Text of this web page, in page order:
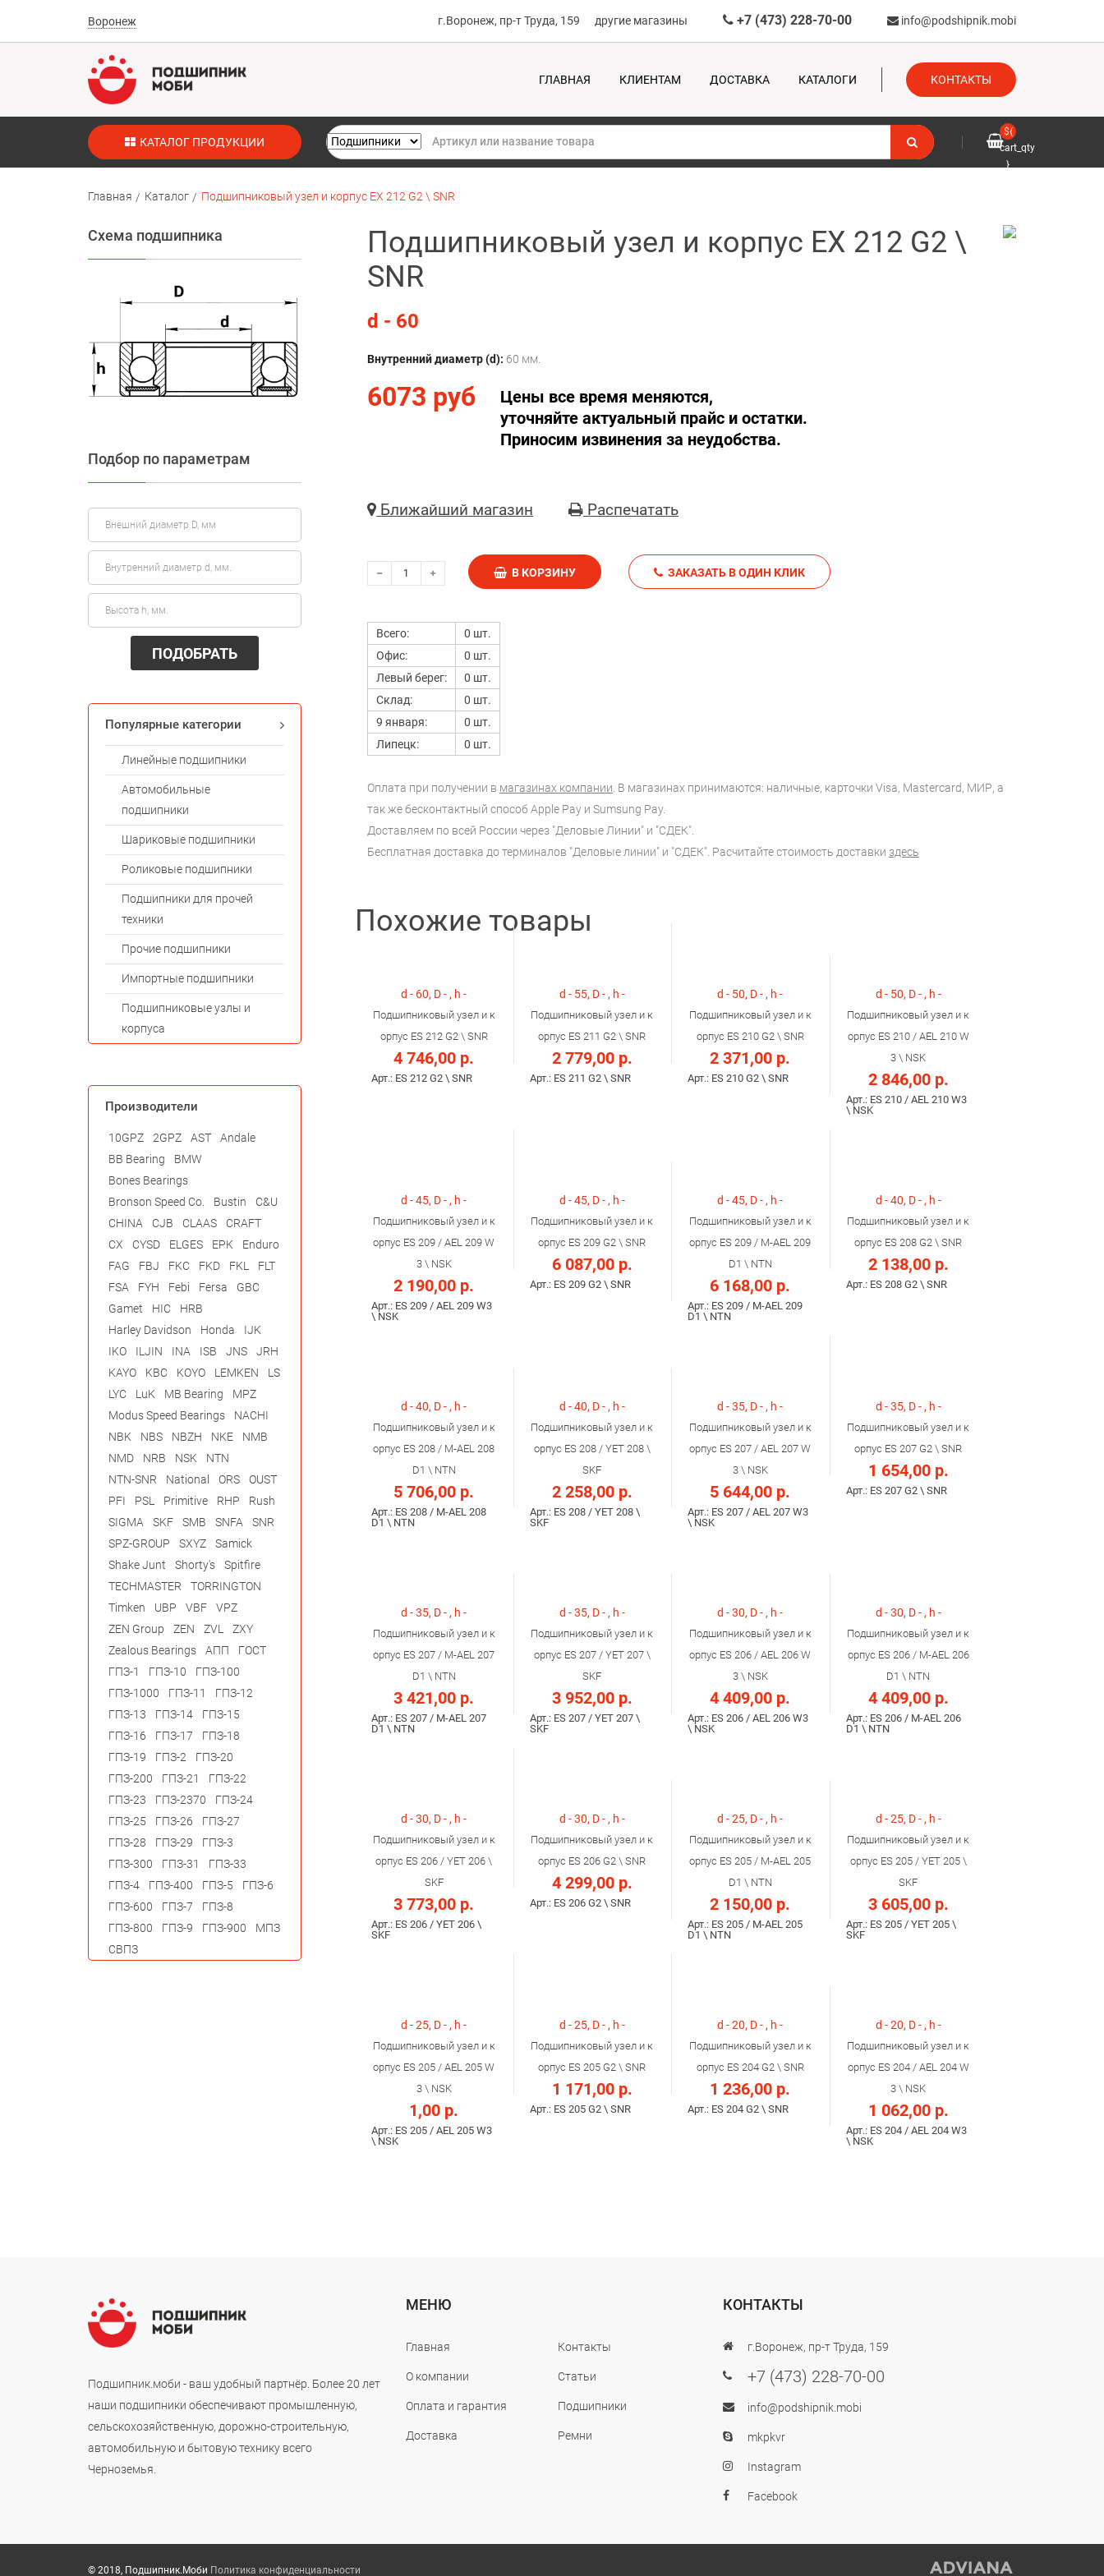
Воронеж г.Воронеж, пр-т Труда, 159 другие магазины +7 (473) 228-70-00 info@podshipnik.mobi
ГЛАВНАЯ КЛИЕНТАМ ДОСТАВКА КАТАЛОГИ КОНТАКТЫ
КАТАЛОГ ПРОДУКЦИИ
${
cart_qty
}
Главная Каталог Подшипниковый узел и корпус EX 212 G2 \ SNR
Подшипниковый узел и корпус EX 212 G2 \
SNR
d - 60
Внутренний диаметр (d): 60 мм.
6073 руб
Цены все время меняются,
уточняйте актуальный прайс и остатки.
Приносим извинения за неудобства.
Ближайший магазин Распечатать
В КОРЗИНУ ЗАКАЗАТЬ В ОДИН КЛИК
Всего:
0 шт.
Офис:
0 шт.
Левый берег:
0 шт.
Склад:
0 шт.
9 января:
0 шт.
Липецк:
0 шт.
Оплата при получении в магазинах компании. В магазинах принимаются: наличные, карточки Visa, Mastercard, МИР, а
так же бесконтактный способ Apple Pay и Sumsung Pay.
Доставляем по всей России через "Деловые Линии" и "СДЕК".
Бесплатная доставка до терминалов "Деловые линии" и "СДЕК". Расчитайте стоимость доставки здесь
Похожие товары
d - 60, D - , h -
Подшипниковый узел и к
орпус ES 212 G2 \ SNR
4 746,00 р.
Арт.: ES 212 G2 \ SNR
d - 55, D - , h -
Подшипниковый узел и к
орпус ES 211 G2 \ SNR
2 779,00 р.
Арт.: ES 211 G2 \ SNR
d - 50, D - , h -
Подшипниковый узел и к
орпус ES 210 G2 \ SNR
2 371,00 р.
Арт.: ES 210 G2 \ SNR
d - 50, D - , h -
Подшипниковый узел и к
орпус ES 210 / AEL 210 W
3 \ NSK
2 846,00 р.
Арт.: ES 210 / AEL 210 W3
\ NSK
d - 45, D - , h -
Подшипниковый узел и к
орпус ES 209 / AEL 209 W
3 \ NSK
2 190,00 р.
Арт.: ES 209 / AEL 209 W3
\ NSK
d - 45, D - , h -
Подшипниковый узел и к
орпус ES 209 G2 \ SNR
6 087,00 р.
Арт.: ES 209 G2 \ SNR
d - 45, D - , h -
Подшипниковый узел и к
орпус ES 209 / M-AEL 209
D1 \ NTN
6 168,00 р.
Арт.: ES 209 / M-AEL 209
D1 \ NTN
d - 40, D - , h -
Подшипниковый узел и к
орпус ES 208 G2 \ SNR
2 138,00 р.
Арт.: ES 208 G2 \ SNR
d - 40, D - , h -
Подшипниковый узел и к
орпус ES 208 / M-AEL 208
D1 \ NTN
5 706,00 р.
Арт.: ES 208 / M-AEL 208
D1 \ NTN
d - 40, D - , h -
Подшипниковый узел и к
орпус ES 208 / YET 208 \
SKF
2 258,00 р.
Арт.: ES 208 / YET 208 \
SKF
d - 35, D - , h -
Подшипниковый узел и к
орпус ES 207 / AEL 207 W
3 \ NSK
5 644,00 р.
Арт.: ES 207 / AEL 207 W3
\ NSK
d - 35, D - , h -
Подшипниковый узел и к
орпус ES 207 G2 \ SNR
1 654,00 р.
Арт.: ES 207 G2 \ SNR
d - 35, D - , h -
Подшипниковый узел и к
орпус ES 207 / M-AEL 207
D1 \ NTN
3 421,00 р.
Арт.: ES 207 / M-AEL 207
D1 \ NTN
d - 35, D - , h -
Подшипниковый узел и к
орпус ES 207 / YET 207 \
SKF
3 952,00 р.
Арт.: ES 207 / YET 207 \
SKF
d - 30, D - , h -
Подшипниковый узел и к
орпус ES 206 / AEL 206 W
3 \ NSK
4 409,00 р.
Арт.: ES 206 / AEL 206 W3
\ NSK
d - 30, D - , h -
Подшипниковый узел и к
орпус ES 206 / M-AEL 206
D1 \ NTN
4 409,00 р.
Арт.: ES 206 / M-AEL 206
D1 \ NTN
d - 30, D - , h -
Подшипниковый узел и к
орпус ES 206 / YET 206 \
SKF
3 773,00 р.
Арт.: ES 206 / YET 206 \
SKF
d - 30, D - , h -
Подшипниковый узел и к
орпус ES 206 G2 \ SNR
4 299,00 р.
Арт.: ES 206 G2 \ SNR
d - 25, D - , h -
Подшипниковый узел и к
орпус ES 205 / M-AEL 205
D1 \ NTN
2 150,00 р.
Арт.: ES 205 / M-AEL 205
D1 \ NTN
d - 25, D - , h -
Подшипниковый узел и к
орпус ES 205 / YET 205 \
SKF
3 605,00 р.
Арт.: ES 205 / YET 205 \
SKF
d - 25, D - , h -
Подшипниковый узел и к
орпус ES 205 / AEL 205 W
3 \ NSK
1,00 р.
Арт.: ES 205 / AEL 205 W3
\ NSK
d - 25, D - , h -
Подшипниковый узел и к
орпус ES 205 G2 \ SNR
1 171,00 р.
Арт.: ES 205 G2 \ SNR
d - 20, D - , h -
Подшипниковый узел и к
орпус ES 204 G2 \ SNR
1 236,00 р.
Арт.: ES 204 G2 \ SNR
d - 20, D - , h -
Подшипниковый узел и к
орпус ES 204 / AEL 204 W
3 \ NSK
1 062,00 р.
Арт.: ES 204 / AEL 204 W3
\ NSK
Схема подшипника
Подбор по параметрам
ПОДОБРАТЬ
Популярные категории
Линейные подшипники
Автомобильные
подшипники
Шариковые подшипники
Роликовые подшипники
Подшипники для прочей
техники
Прочие подшипники
Импортные подшипники
Подшипниковые узлы и
корпуса
Производители
10GPZ 2GPZ AST
Andale
BB Bearing
BMW
Bones Bearings
Bronson Speed Co.
Bustin
C&U
CHINA
CJB CLAAS
CRAFT
CX
CYSD ELGES EPK
Enduro
FAG
FBJ FKC FKD FKL
FLT
FSA
FYH Febi Fersa
GBC
Gamet
HIC
HRB
Harley Davidson
Honda
IJK
IKO
ILJIN INA ISB JNS
JRH
KAYO
KBC KOYO LEMKEN
LS
LYC
LuK MB Bearing
MPZ
Modus Speed Bearings
NACHI
NBK
NBS NBZH NKE
NMB
NMD
NRB NSK
NTN
NTN-SNR
National ORS
OUST
PFI
PSL Primitive RHP
Rush
SIGMA
SKF SMB SNFA
SNR
SPZ-GROUP
SXYZ
Samick
Shake Junt
Shorty's
Spitfire
TECHMASTER
TORRINGTON
Timken
UBP VBF
VPZ
ZEN Group
ZEN ZVL
ZXY
Zealous Bearings
АПП
ГОСТ
ГПЗ-1
ГПЗ-10
ГПЗ-100
ГПЗ-1000
ГПЗ-11
ГПЗ-12
ГПЗ-13
ГПЗ-14
ГПЗ-15
ГПЗ-16
ГПЗ-17
ГПЗ-18
ГПЗ-19
ГПЗ-2
ГПЗ-20
ГПЗ-200
ГПЗ-21
ГПЗ-22
ГПЗ-23
ГПЗ-2370
ГПЗ-24
ГПЗ-25
ГПЗ-26
ГПЗ-27
ГПЗ-28
ГПЗ-29
ГПЗ-3
ГПЗ-300
ГПЗ-31
ГПЗ-33
ГПЗ-4
ГПЗ-400 ГПЗ-5
ГПЗ-6
ГПЗ-600
ГПЗ-7
ГПЗ-8
ГПЗ-800
ГПЗ-9 ГПЗ-900
МПЗ
СВПЗ
Подшипник.моби - ваш удобный партнёр. Более 20 лет
наши подшипники обеспечивают промышленную,
сельскохозяйственную, дорожно-строительную,
автомобильную и бытовую технику всего
Черноземья.
МЕНЮ
Главная
О компании
Оплата и гарантия
Доставка
Контакты
Статьи
Подшипники
Ремни
КОНТАКТЫ
г.Воронеж, пр-т Труда, 159
+7 (473) 228-70-00
info@podshipnik.mobi
mkpkvr
Instagram
Facebook
© 2018, Подшипник.Моби Политика конфиденциальности